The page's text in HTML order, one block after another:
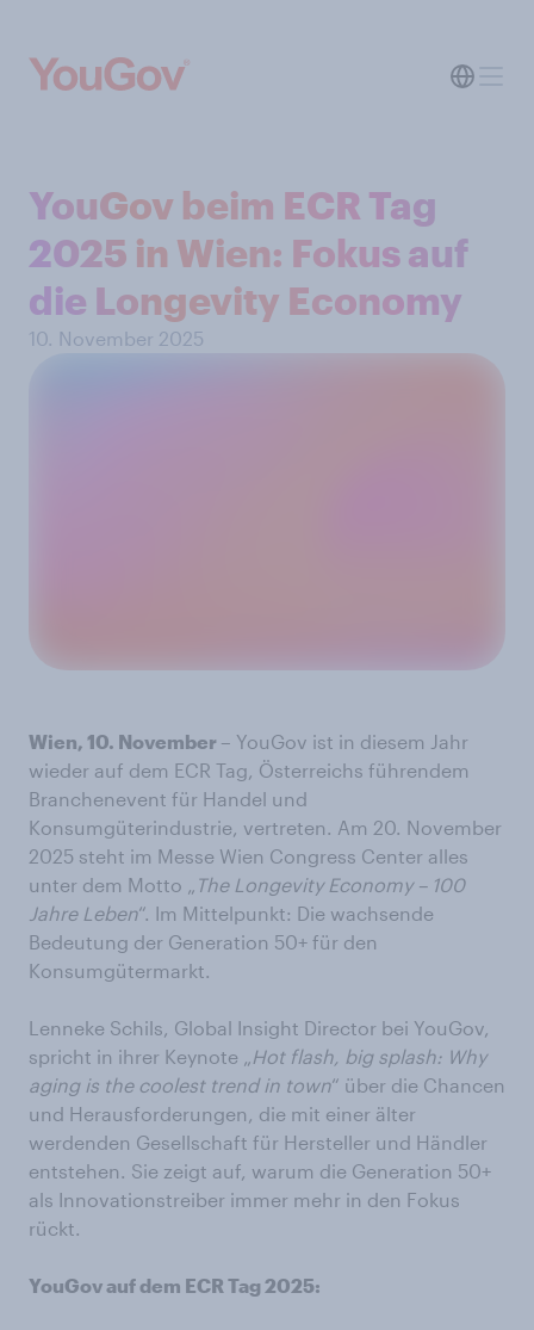
YouGov beim ECR Tag
2025 in Wien: Fokus auf
die Longevity Economy
10. November 2025
Wien, 10. November – YouGov ist in diesem Jahr
wieder auf dem ECR Tag, Österreichs führendem
Branchenevent für Handel und
Konsumgüterindustrie, vertreten. Am 20. November
2025 steht im Messe Wien Congress Center alles
unter dem Motto „ The Longevity Economy – 100
Jahre Leben“. Im Mittelpunkt: Die wachsende
Bedeutung der Generation 50+ für den
Konsumgütermarkt.
Lenneke Schils, Global Insight Director bei YouGov,
spricht in ihrer Keynote „Hot flash, big splash: Why
aging is the coolest trend in town“ über die Chancen
und Herausforderungen, die mit einer älter
werdenden Gesellschaft für Hersteller und Händler
entstehen. Sie zeigt auf, warum die Generation 50+
als Innovationstreiber immer mehr in den Fokus
rückt.
YouGov auf dem ECR Tag 2025: